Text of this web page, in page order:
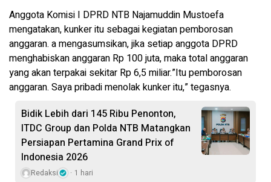
Anggota Komisi I DPRD NTB Najamuddin Mustoefa
mengatakan, kunker itu sebagai kegiatan pemborosan
anggaran. a mengasumsikan, jika setiap anggota DPRD
menghabiskan anggaran Rp 100 juta, maka total anggaran
yang akan terpakai sekitar Rp 6,5 miliar.”Itu pemborosan
anggaran. Saya pribadi menolak kunker itu,” tegasnya.
Bidik Lebih dari 145 Ribu Penonton,
ITDC Group dan Polda NTB Matangkan
Persiapan Pertamina Grand Prix of
Indonesia 2026
Redaksi 1 hari